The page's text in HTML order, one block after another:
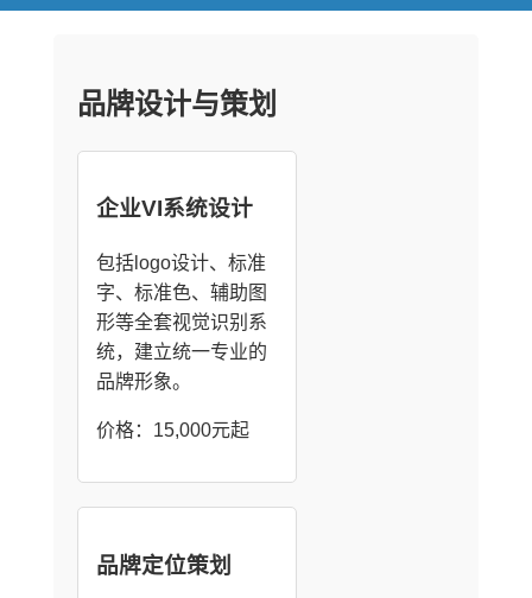
品牌设计与策划
企业VI系统设计
包括logo设计、标准
字、标准色、辅助图
形等全套视觉识别系
统，建立统一专业的
品牌形象。
价格：15,000元起
品牌定位策划